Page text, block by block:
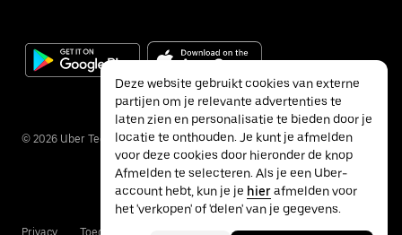
© 2026 Uber Technologies Inc.
Privacy Toegankelijkheid Voorwaarden
Deze website gebruikt cookies van externe
partijen om je relevante advertenties te
laten zien en personalisatie te bieden door je
locatie te onthouden. Je kunt je afmelden
voor deze cookies door hieronder de knop
Afmelden te selecteren. Als je een Uber-
account hebt, kun je je hierafmelden voor
het 'verkopen' of 'delen' van je gegevens.